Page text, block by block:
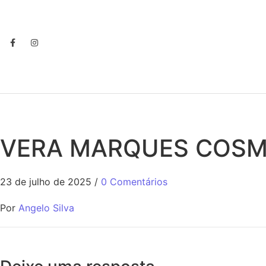
VERA MARQUES
23 de julho de 2025 / 0 Comentários
Por Angelo Silva